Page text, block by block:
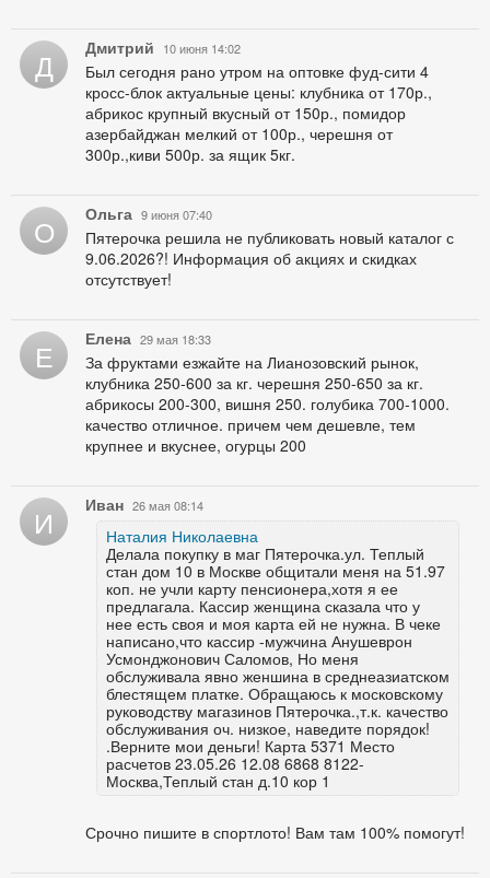
Д Дмитрий 10 июня 14:02
Был сегодня рано утром на оптовке фуд-сити 4
кросс-блок актуальные цены: клубника от 170р.,
абрикос крупный вкусный от 150р., помидор
азербайджан мелкий от 100р., черешня от
300р.,киви 500р. за ящик 5кг.
О Ольга 9 июня 07:40
Пятерочка решила не публиковать новый каталог с
9.06.2026?! Информация об акциях и скидках
отсутствует!
Е Елена 29 мая 18:33
За фруктами езжайте на Лианозовский рынок,
клубника 250-600 за кг. черешня 250-650 за кг.
абрикосы 200-300, вишня 250. голубика 700-1000.
качество отличное. причем чем дешевле, тем
крупнее и вкуснее, огурцы 200
И Иван 26 мая 08:14
Наталия Николаевна
Делала покупку в маг Пятерочка.ул. Теплый
стан дом 10 в Москве общитали меня на 51.97
коп. не учли карту пенсионера,хотя я ее
предлагала. Кассир женщина сказала что у
нее есть своя и моя карта ей не нужна. В чеке
написано,что кассир -мужчина Анушеврон
Усмонджонович Саломов, Но меня
обслуживала явно женшина в среднеазиатском
блестящем платке. Обращаюсь к московскому
руководству магазинов Пятерочка.,т.к. качество
обслуживания оч. низкое, наведите порядок!
.Верните мои деньги! Карта 5371 Место
расчетов 23.05.26 12.08 6868 8122-
Москва,Теплый стан д.10 кор 1
Срочно пишите в спортлото! Вам там 100% помогут!